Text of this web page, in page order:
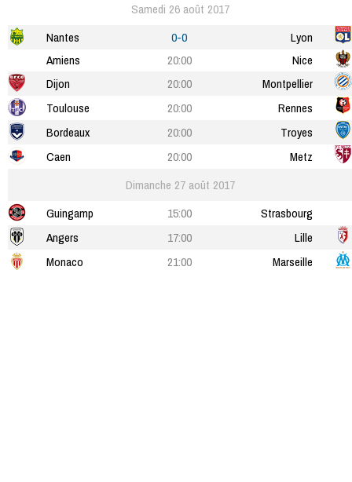
Samedi 26 août 2017
Nantes
0-0
Lyon
Amiens
20:00
Nice
Dijon
20:00
Montpellier
Toulouse
20:00
Rennes
Bordeaux
20:00
Troyes
Caen
20:00
Metz
Dimanche 27 août 2017
Guingamp
15:00
Strasbourg
Angers
17:00
Lille
Monaco
21:00 Marseille